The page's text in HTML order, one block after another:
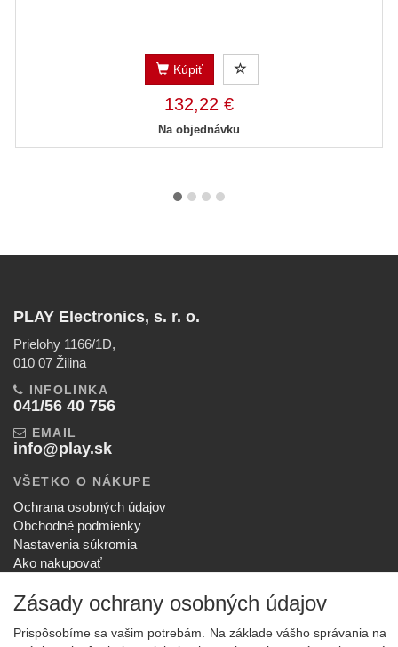
Kúpiť
132,22 €
Na objednávku
PLAY Electronics, s. r. o.
Prielohy 1166/1D,
010 07 Žilina
INFOLINKA
041/56 40 756
EMAIL
info@play.sk
VŠETKO O NÁKUPE
Ochrana osobných údajov
Obchodné podmienky
Nastavenia súkromia
Ako nakupovať
SPOLOČNOSŤ
O nás
Zásady ochrany osobných údajov
Prispôsobíme sa vašim potrebám. Na základe vášho správania na